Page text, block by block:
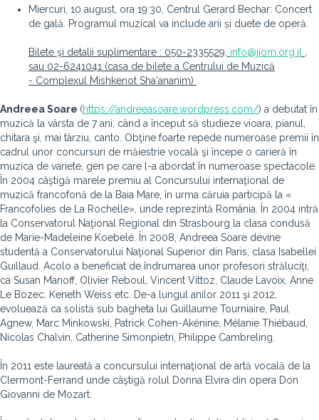
Miercuri, 10 august, ora 19:30, Centrul Gerard Bechar: Concert
de gală. Programul muzical va include arii și duete de operă.
Bilete şi detalii suplimentare : 050-2335529, info@jiom.org.il
sau 02-6241041 (casa de bilete a Centrului de Muzică
- Complexul Mishkenot Sha'ananim)
Andreea Soare (https://andreeasoare.wordpress.com/) a debutat în
muzică la vârsta de 7 ani, când a început să studieze vioara, pianul,
chitara şi, mai târziu, canto. Obţine foarte repede numeroase premii în
cadrul unor concursuri de măiestrie vocală şi începe o carieră în
muzica de variete, gen pe care l-a abordat în numeroase spectacole.
În 2004 câştigă marele premiu al Concursului internaţional de
muzică francofonă de la Baia Mare, în urma căruia participă la «
Francofolies de La Rochelle», unde reprezintă România. În 2004 intră
la Conservatorul Naţional Regional din Strasbourg la clasa condusă
de Marie-Madeleine Koebelé. În 2008, Andreea Soare devine
studentă a Conservatorului Naţional Superior din Paris, clasa Isabellei
Guillaud. Acolo a beneficiat de îndrumarea unor profesori străluciţi,
ca Susan Manoff, Olivier Reboul, Vincent Vittoz, Claude Lavoix, Anne
Le Bozec, Keneth Weiss etc . De-a lungul anilor 2011 şi 2012,
evoluează ca solistă sub bagheta lui Guillaume Tourniaire, Paul
Agnew, Marc Minkowski, Patrick Cohen-Akénine, Mélanie Thiébaud,
Nicolas Chalvin, Catherine Simonpietri, Philippe Cambreling.
În 2011 este laureată a concursului internaţional de artă vocală de la
Clermont-Ferrand unde câştigă rolul Donna Elvira din opera Don
Giovanni de Mozart.